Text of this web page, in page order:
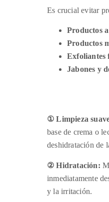
Es crucial evitar
Productos
Productos
Exfoliantes
Jabones y
① Limpieza
base de crema o
deshidratación de
② Hidratación:
inmediatamente
y la irritación.